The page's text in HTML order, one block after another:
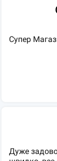
Супер
Дуже